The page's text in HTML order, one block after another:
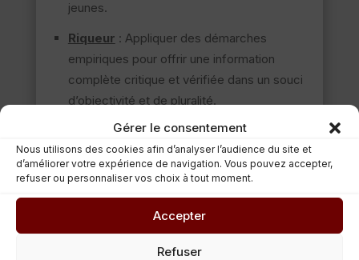
Gérer le consentement
Nous utilisons des cookies afin d’analyser l’audience du site et
d’améliorer votre expérience de navigation. Vous pouvez accepter,
refuser ou personnaliser vos choix à tout moment.
Accepter
Refuser
jeunes.
Riqueur : Appliquer des démarches
empiriques pour offrir une information
complète critique et vérifiée dans un souci
d’objectivité et de pluralité.
: croire au changement et se servir
de l’utopie comme moteur
d’expérimentation et d’innovation.